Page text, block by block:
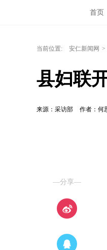
首页
当前位置: 安仁新闻网 >
县妇联
来源：采访部 作者：何
—分享—